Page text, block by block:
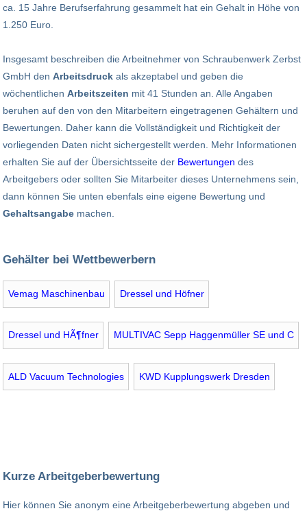
ca. 15 Jahre Berufserfahrung gesammelt hat ein Gehalt in Höhe von
1.250 Euro.
Insgesamt beschreiben die Arbeitnehmer von Schraubenwerk Zerbst
GmbH den Arbeitsdruck als akzeptabel und geben die
wöchentlichen Arbeitszeiten mit 41 Stunden an. Alle Angaben
beruhen auf den von den Mitarbeitern eingetragenen Gehältern und
Bewertungen. Daher kann die Vollständigkeit und Richtigkeit der
vorliegenden Daten nicht sichergestellt werden. Mehr Informationen
erhalten Sie auf der Übersichtsseite der Bewertungen des
Arbeitgebers oder sollten Sie Mitarbeiter dieses Unternehmens sein,
dann können Sie unten ebenfals eine eigene Bewertung und
Gehaltsangabe machen.
Gehälter bei Wettbewerbern
Vemag Maschinenbau Dressel und Höfner
Dressel und HÃ¶fner MULTIVAC Sepp Haggenmüller SE und C
ALD Vacuum Technologies KWD Kupplungswerk Dresden
Kurze Arbeitgeberbewertung
Hier können Sie anonym eine Arbeitgeberbewertung abgeben und